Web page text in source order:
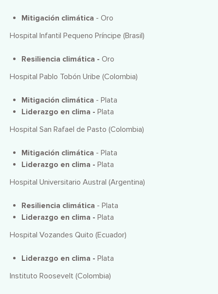
Mitigación climática - Oro
Hospital Infantil Pequeno Príncipe (Brasil)
Resiliencia climática - Oro
Hospital Pablo Tobón Uribe (Colombia)
Mitigación climática - Plata
Liderazgo en clima - Plata
Hospital San Rafael de Pasto (Colombia)
Mitigación climática - Plata
Liderazgo en clima - Plata
Hospital Universitario Austral (Argentina)
Resiliencia climática - Plata
Liderazgo en clima - Plata
Hospital Vozandes Quito (Ecuador)
Liderazgo en clima - Plata
Instituto Roosevelt (Colombia)